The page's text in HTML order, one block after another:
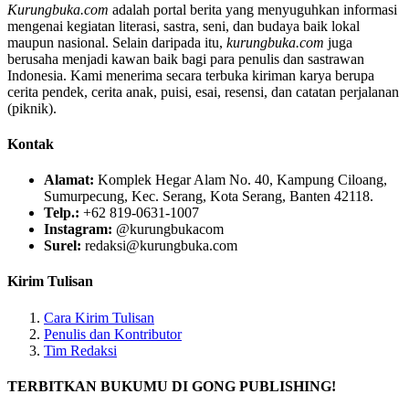
Kurungbuka.com adalah portal berita yang menyuguhkan informasi
mengenai kegiatan literasi, sastra, seni, dan budaya baik lokal
maupun nasional. Selain daripada itu, kurungbuka.com juga
berusaha menjadi kawan baik bagi para penulis dan sastrawan
Indonesia. Kami menerima secara terbuka kiriman karya berupa
cerita pendek, cerita anak, puisi, esai, resensi, dan catatan perjalanan
(piknik).
Kontak
Alamat: Komplek Hegar Alam No. 40, Kampung Ciloang,
Sumurpecung, Kec. Serang, Kota Serang, Banten 42118.
Telp.: +62 819-0631-1007
Instagram: @kurungbukacom
Surel: redaksi@kurungbuka.com
Kirim Tulisan
Cara Kirim Tulisan
Penulis dan Kontributor
Tim Redaksi
TERBITKAN BUKUMU DI GONG PUBLISHING!